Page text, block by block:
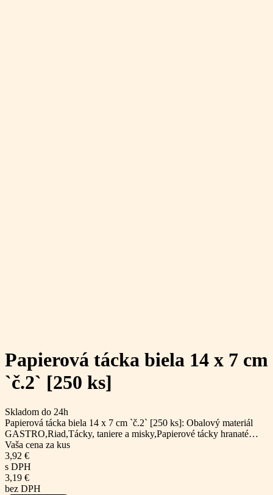
Papierová tácka biela 14 x 7 cm
`č.2` [250 ks]
Skladom do 24h
Papierová tácka biela 14 x 7 cm `č.2` [250 ks]: Obalový materiál
GASTRO,Riad,Tácky, taniere a misky,Papierové tácky hranaté…
Vaša cena za kus
3,92 €
s DPH
3,19 €
bez DPH